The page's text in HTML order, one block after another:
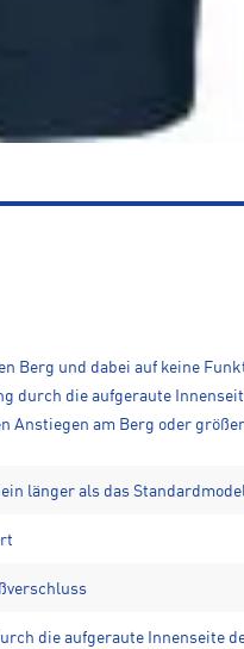
Berg und dabei auf keine
durch die aufgeraute
Anstiegen am Berg oder
länger als das
die aufgeraute Innenseite